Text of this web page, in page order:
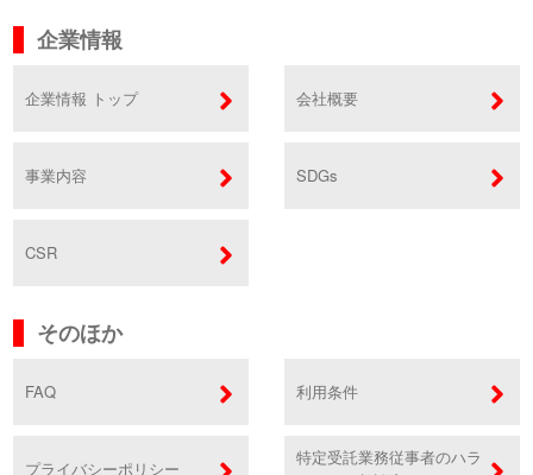
企業情報
企業情報 トップ 会社概要
事業内容 SDGs
CSR
そのほか
FAQ 利用条件
プライバシーポリシー
特定受託業務従事者のハラ